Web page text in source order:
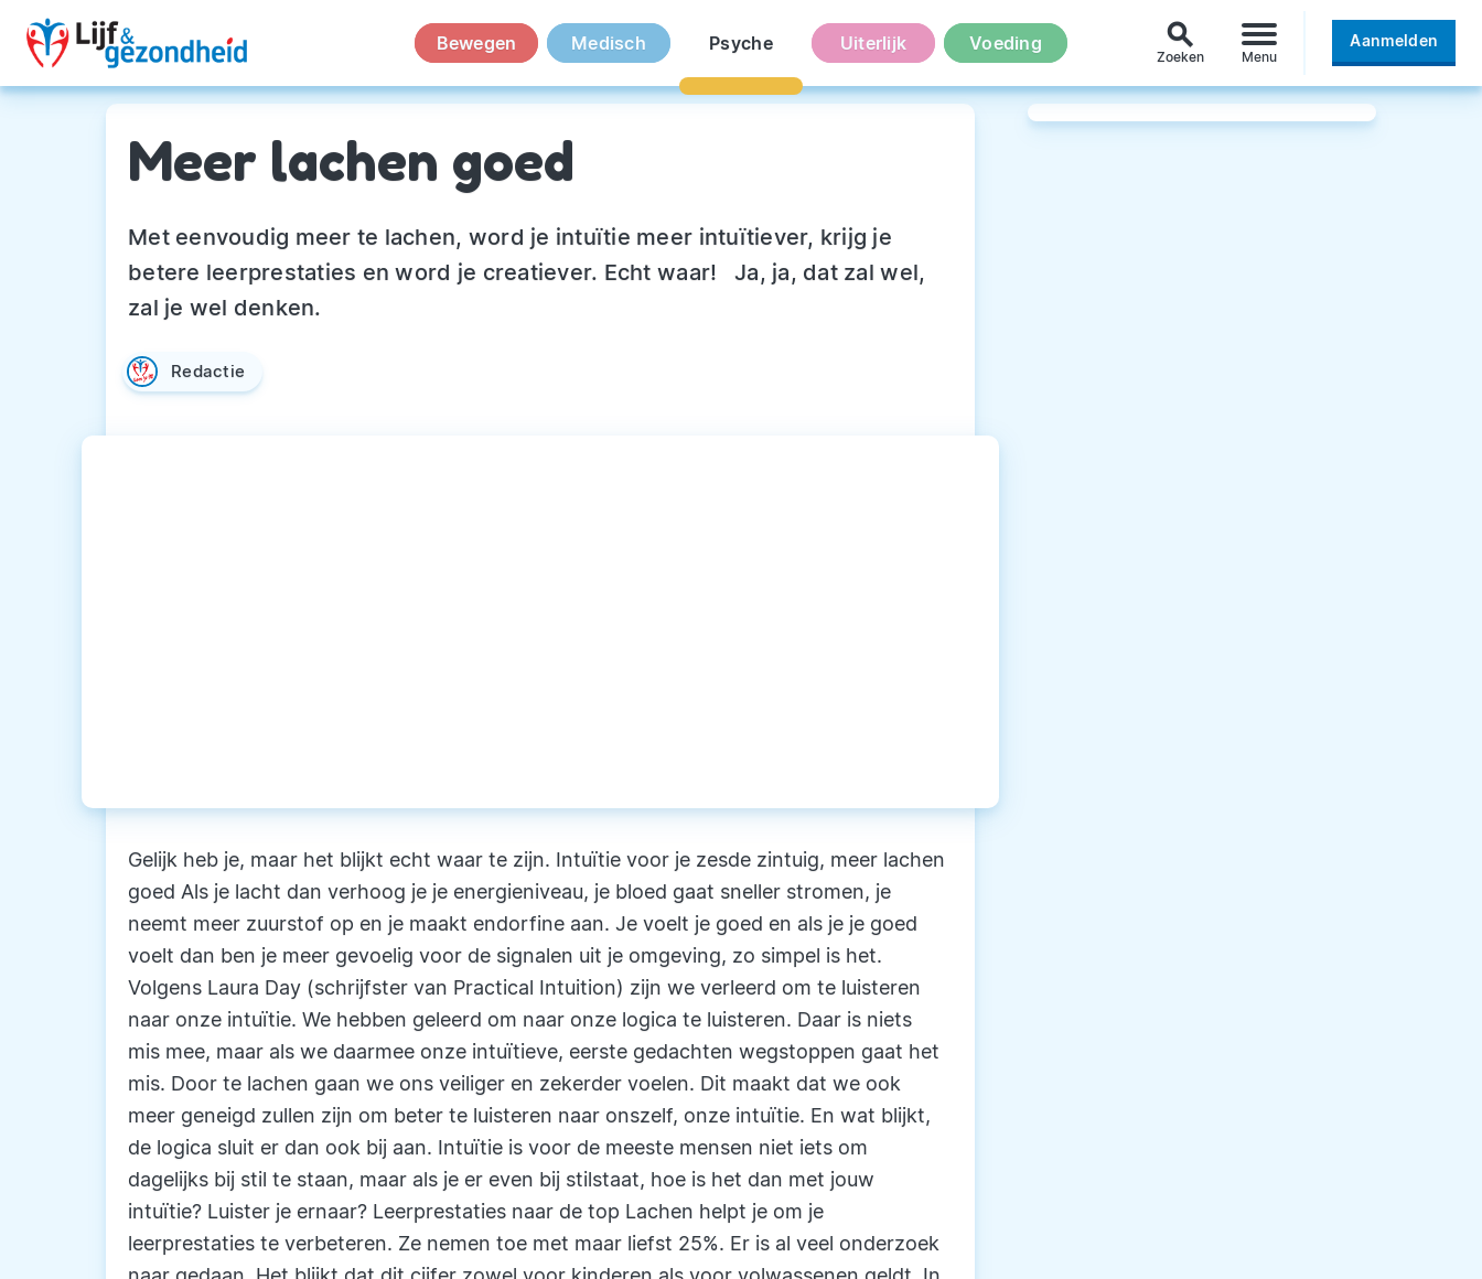
Bewegen Medisch Psyche Uiterlijk Voeding search
Zoeken Menu
Aanmelden
Meer lachen goed
Met eenvoudig meer te lachen, word je intuïtie meer intuïtiever, krijg je
betere leerprestaties en word je creatiever. Echt waar! Ja, ja, dat zal wel,
zal je wel denken.
Redactie
Gelijk heb je, maar het blijkt echt waar te zijn. Intuïtie voor je zesde zintuig, meer lachen
goed Als je lacht dan verhoog je je energieniveau, je bloed gaat sneller stromen, je
neemt meer zuurstof op en je maakt endorfine aan. Je voelt je goed en als je je goed
voelt dan ben je meer gevoelig voor de signalen uit je omgeving, zo simpel is het.
Volgens Laura Day (schrijfster van Practical Intuition) zijn we verleerd om te luisteren
naar onze intuïtie. We hebben geleerd om naar onze logica te luisteren. Daar is niets
mis mee, maar als we daarmee onze intuïtieve, eerste gedachten wegstoppen gaat het
mis. Door te lachen gaan we ons veiliger en zekerder voelen. Dit maakt dat we ook
meer geneigd zullen zijn om beter te luisteren naar onszelf, onze intuïtie. En wat blijkt,
de logica sluit er dan ook bij aan. Intuïtie is voor de meeste mensen niet iets om
dagelijks bij stil te staan, maar als je er even bij stilstaat, hoe is het dan met jouw
intuïtie? Luister je ernaar? Leerprestaties naar de top Lachen helpt je om je
leerprestaties te verbeteren. Ze nemen toe met maar liefst 25%. Er is al veel onderzoek